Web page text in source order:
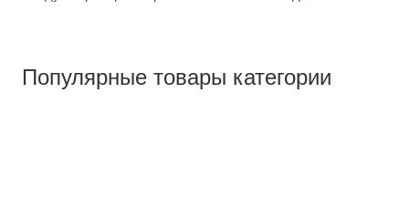
Популярные товары категории